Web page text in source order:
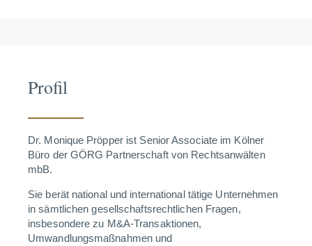
Profil
Dr. Monique Pröpper ist Senior Associate im Kölner
Büro der GÖRG Partnerschaft von Rechtsanwälten
mbB.
Sie berät national und international tätige Unternehmen
in sämtlichen gesellschaftsrechtlichen Fragen,
insbesondere zu M&A-Transaktionen,
Umwandlungsmaßnahmen und